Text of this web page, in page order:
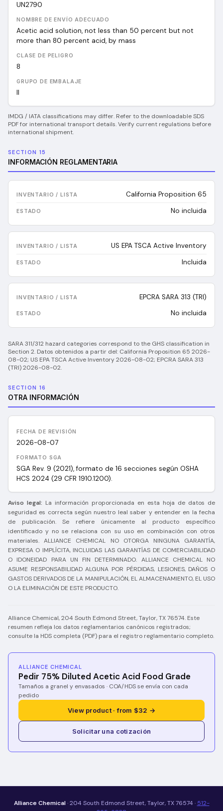
UN2790
NOMBRE DE ENVÍO ADECUADO
Acetic acid solution, not less than 50 percent but not
more than 80 percent acid, by mass
CLASE DE PELIGRO
8
GRUPO DE EMBALAJE
II
IMDG / IATA classifications may differ. Refer to the downloadable SDS
PDF for international transport details. Verify current regulations before
international shipment.
SECTION 15
INFORMACIÓN REGLAMENTARIA
California Proposition 65
No incluida
US EPA TSCA Active Inventory
Incluida
EPCRA SARA 313 (TRI)
No incluida
SARA 311/312 hazard categories correspond to the GHS classification in
Section 2. Datos obtenidos a partir del: California Proposition 65 2026-
08-02; US EPA TSCA Active Inventory 2026-08-02; EPCRA SARA 313
(TRI) 2026-08-02.
SECTION 16
OTRA INFORMACIÓN
FECHA DE REVISIÓN
2026-08-07
FORMATO SGA
SGA Rev. 9 (2021), formato de 16 secciones según OSHA
HCS 2024 (29 CFR 1910.1200).
Aviso legal: La información proporcionada en esta hoja de datos de
seguridad es correcta según nuestro leal saber y entender en la fecha
de publicación. Se refiere únicamente al producto específico
identificado y no se relaciona con su uso en combinación con otros
materiales. ALLIANCE CHEMICAL NO OTORGA NINGUNA GARANTÍA,
EXPRESA O IMPLÍCITA, INCLUIDAS LAS GARANTÍAS DE COMERCIABILIDAD
O IDONEIDAD PARA UN FIN DETERMINADO. ALLIANCE CHEMICAL NO
ASUME RESPONSABILIDAD ALGUNA POR PÉRDIDAS, LESIONES, DAÑOS O
GASTOS DERIVADOS DE LA MANIPULACIÓN, EL ALMACENAMIENTO, EL USO
O LA ELIMINACIÓN DE ESTE PRODUCTO.
Alliance Chemical, 204 South Edmond Street, Taylor, TX 76574. Este
resumen refleja los datos reglamentarios canónicos registrados;
consulte la HDS completa (PDF) para el registro reglamentario completo.
ALLIANCE CHEMICAL
Pedir 75% Diluted Acetic Acid Food Grade
Tamaños a granel y envasados · COA/HDS se envía con cada
pedido
View product · from $32 →
Solicitar una cotización
Alliance Chemical· 204 South Edmond Street, Taylor, TX 76574 · 512-